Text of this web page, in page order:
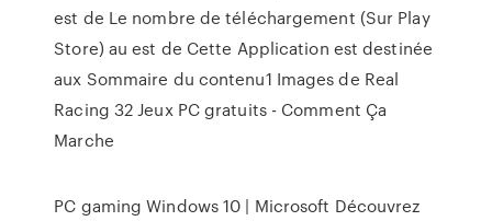
est de Le nombre de téléchargement (Sur Play
Store) au est de Cette Application est destinée
aux Sommaire du contenu1 Images de Real
Racing 32 Jeux PC gratuits - Comment Ça
Marche
PC gaming Windows 10 | Microsoft Découvrez